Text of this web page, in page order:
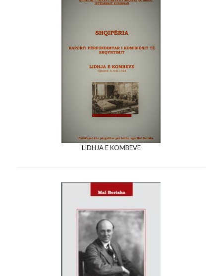
LIDHJA E KOMBEVE